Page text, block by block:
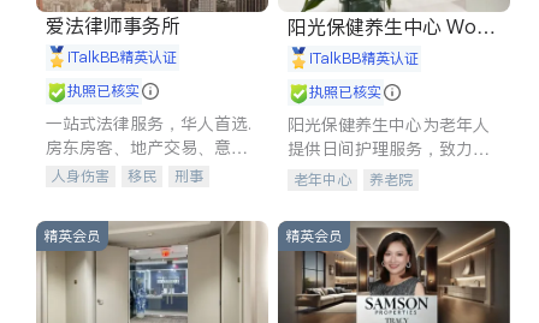
爱法律师事务所
iTalkBB精英认证
执照已核实
一站式法律服务，华人首选.
房东房客、地产交易、意外
伤害、车祸重伤、商业诉
建筑合同、刑事案件全包办
人身伤害 移民
刑事
信托/遗嘱
商业
商标注册
索赔
律师-其它
阳光保健养生中心 World
shine
iTalkBB精英认证
执照已核实
阳光保健养生中心为老年人
提供日间护理服务，致力于
通过持续的护理创新来有效
老年中心 养老院
精英会员 精英会员